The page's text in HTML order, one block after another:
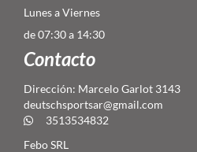
Lunes a Viernes
de 07:30 a 14:30
Contacto
Dirección: Marcelo Garlot 3143
deutschsportsar@gmail.com
3513534832
Febo SRL